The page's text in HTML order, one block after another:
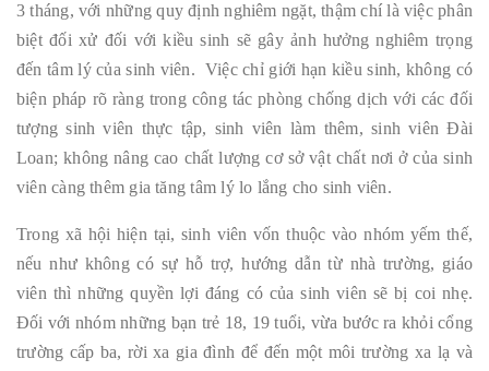
3 tháng, với những quy định nghiêm ngặt, thậm chí là việc phân
biệt đối xử đối với kiều sinh sẽ gây ảnh hưởng nghiêm trọng
đến tâm lý của sinh viên. Việc chỉ giới hạn kiều sinh, không có
biện pháp rõ ràng trong công tác phòng chống dịch với các đối
tượng sinh viên thực tập, sinh viên làm thêm, sinh viên Đài
Loan; không nâng cao chất lượng cơ sở vật chất nơi ở của sinh
viên càng thêm gia tăng tâm lý lo lắng cho sinh viên.
Trong xã hội hiện tại, sinh viên vốn thuộc vào nhóm yếm thế,
nếu như không có sự hỗ trợ, hướng dẫn từ nhà trường, giáo
viên thì những quyền lợi đáng có của sinh viên sẽ bị coi nhẹ.
Đối với nhóm những bạn trẻ 18, 19 tuổi, vừa bước ra khỏi cổng
trường cấp ba, rời xa gia đình để đến một môi trường xa lạ và